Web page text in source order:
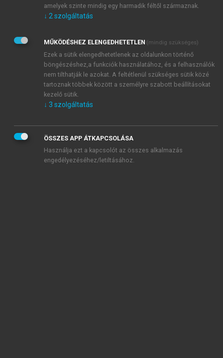
Kérek értesítést a MeRSZ újdonságairól, akcióiról.
Kérek értesítést az Akadémiai Kiadó Zrt. újdonságairól,
Adatkezelési tájékoztatóbanfoglaltakat tudomásul
veszem és elfogadom.
Általános vásárlási feltételeket, valamint a szotar.netés a
mersz.huoldalak licencszerződéseiben foglaltakat
tudomásul veszem és elfogadom.
KIPRÓBÁLOM
amelyek szinte mindig egy harmadik féltől származnak.
↓ 2 szolgáltatás
MŰKÖDÉSHEZ ELENGEDHETETLEN (mindig szükséges)
Ezek a sütik elengedhetetlenek az oldalunkon történő
böngészéshez,a funkciók használatához, és a felhasználók
nem tilthatják le azokat. A feltétlenül szükséges sütik közé
tartoznak többek között a személyre szabott beállításokat
kezelő sütik.
↓ 3 szolgáltatás
ÖSSZES APP ÁTKAPCSOLÁSA
Használja ezt a kapcsolót az összes alkalmazás
engedélyezéséhez/letiltásához.